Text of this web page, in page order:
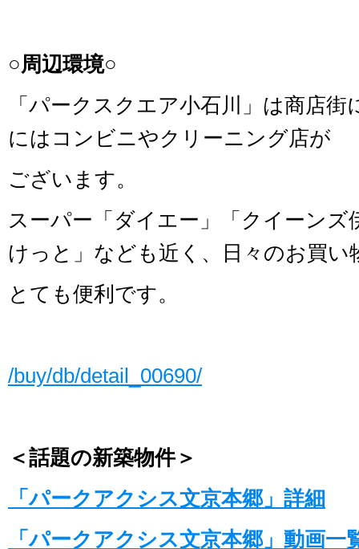
○周辺環境○
「パークスクエア小石川」は商店街
にはコンビニやクリーニング店が
ございます。
スーパー「ダイエー」「クイーンズ
けっと」なども近く、日々のお買い
とても便利です。
/buy/db/detail_00690/
＜話題の新築物件＞
「パークアクシス文京本郷」詳細
「パークアクシス文京本郷」動画一